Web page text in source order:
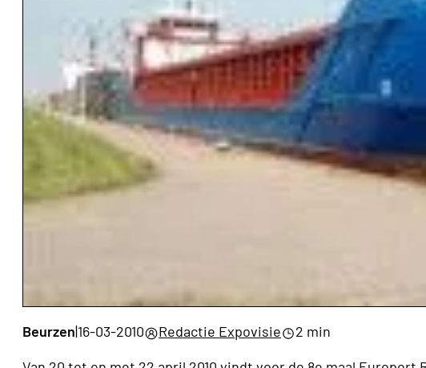
Beurzen|16-03-2010 Redactie Expovisie
2 min